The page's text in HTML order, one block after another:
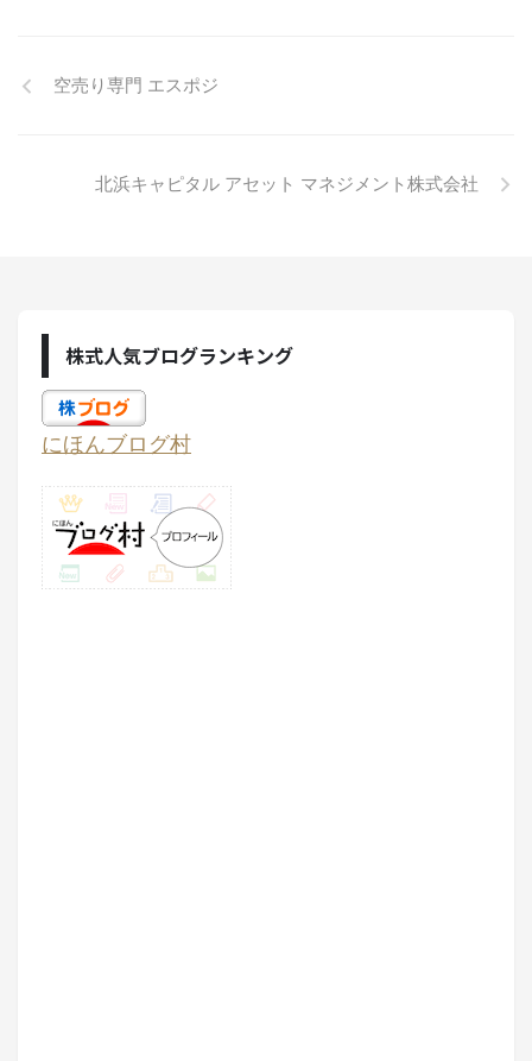
空売り専門 エスポジ
北浜キャピタル アセット マネジメント株式会社
株式人気ブログランキング
にほんブログ村